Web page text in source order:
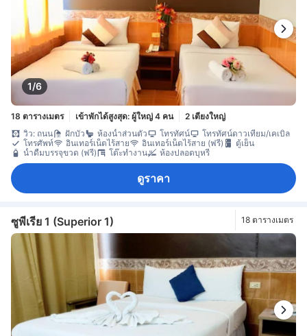
1/6
18 ตารางเมตร เข้าพักได้สูงสุด: ผู้ใหญ่ 4 คน
2 เตียงใหญ่
วิว: ถนน
ฝักบัว ห้องน้ำส่วนตัว โทรทัศน์
โทรทัศน์ดาวเทียม/เคเบิล
โทรศัพท์
อินเทอร์เน็ตไร้สาย อินเทอร์เน็ตไร้สาย (ฟรี)
ตู้เย็น
น้ำดื่มบรรจุขวด (ฟรี)
โต๊ะทำงาน ห้องปลอดบุหรี่
ดูราคา
ซูพีเรีย 1 (Superior 1) 18 ตารางเมตร